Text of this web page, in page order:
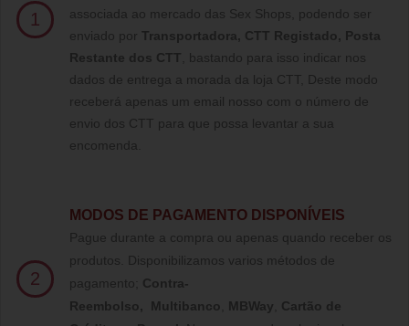
1
associada ao mercado das Sex Shops, podendo ser
enviado por Transportadora, CTT Registado, Posta
Restante dos CTT , bastando para isso indicar nos
dados de entrega a morada da loja CTT, Deste modo
receberá apenas um email nosso com o número de
envio dos CTT para que possa levantar a sua
encomenda.
2
MODOS DE PAGAMENTO DISPONÍVEIS
Pague durante a compra ou apenas quando receber os
produtos. Disponibilizamos varios métodos de
pagamento; Contra-
Reembolso, Multibanco MBWay
Cartão de